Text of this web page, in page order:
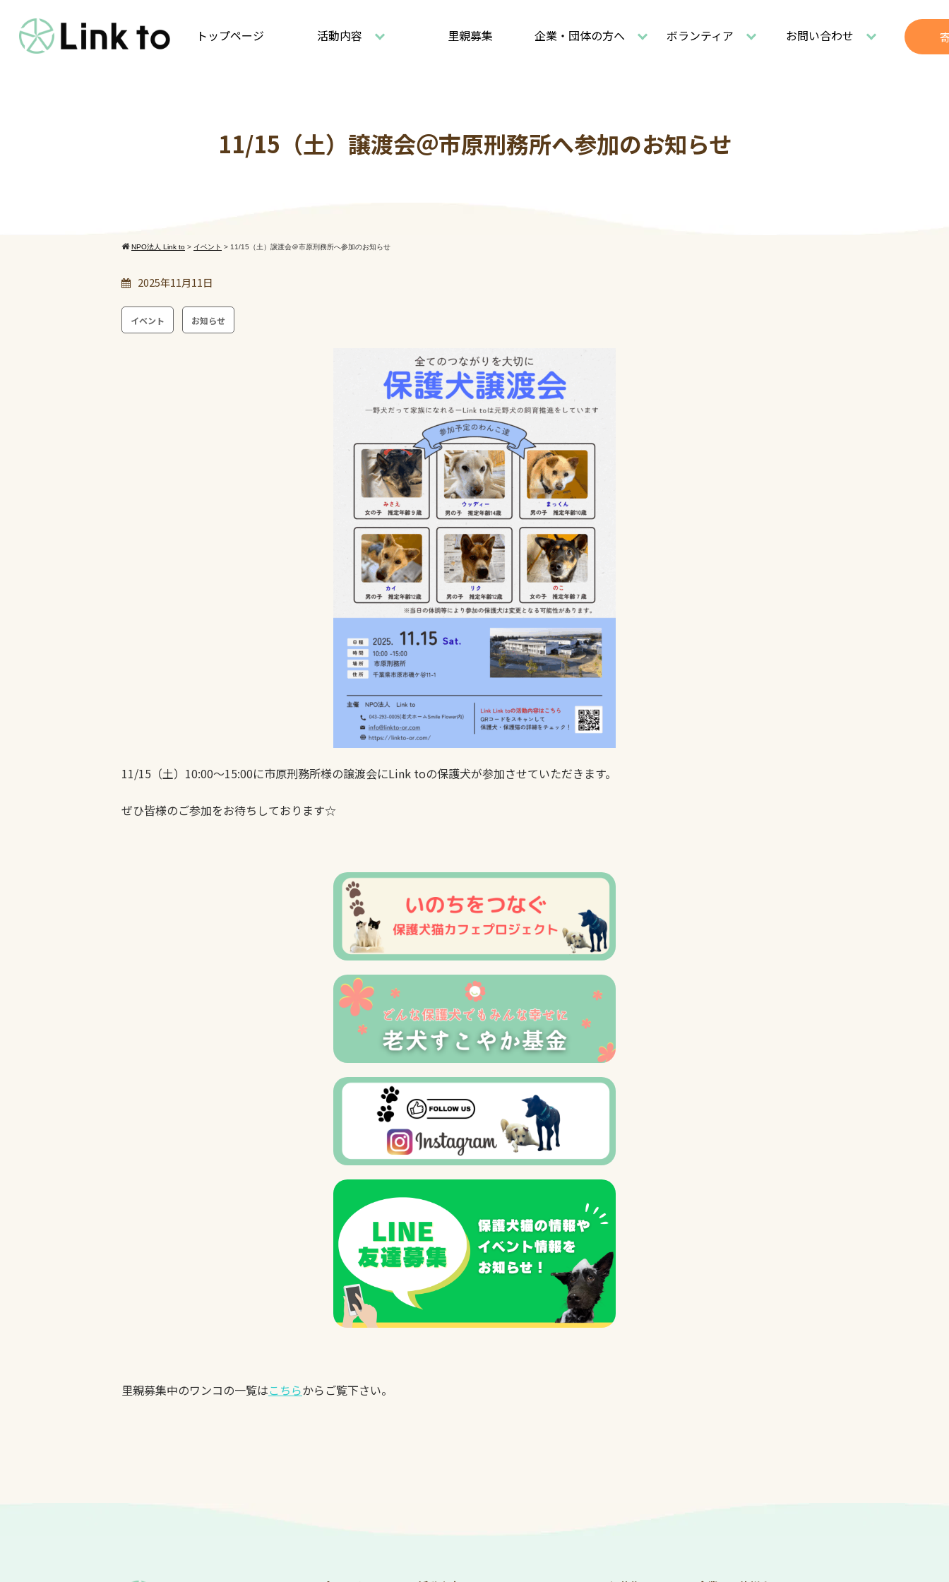
トップページ 活動内容 里親募集 企業・団体の方へ ボランティア お問い合わせ
11/15（土）譲渡会＠市原刑務所へ参加のお知らせ
NPO法人 Link to > イベント > 11/15（土）譲渡会＠市原刑務所へ参加のお知らせ
2025年11月11日
イベント お知らせ
11/15（土）10:00～15:00に市原刑務所様の譲渡会にLink toの保護犬が参加させていただきます。
ぜひ皆様のご参加をお待ちしております☆
里親募集中のワンコの一覧はこちらからご覧下さい。